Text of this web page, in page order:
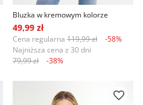
Bluzka w kremowym kolorze
49,99 zł
Cena regularna 119,99 zł
-58%
Najniższa cena z 30 dni
79,99 zł
-38%